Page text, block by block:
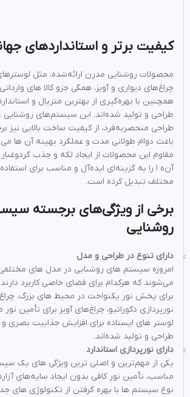
کیفیت برتر و استانداردهای
محصولات روشنایی مدرن ارائه‌شده، مثل
چراغ‌های دیواری و آویز، همگی جزو کالا های
همچنین با بهره‌گیری از بهترین متریال و
طراحی و تولید شده‌اند. این سیستم‌های روشنایی
طراحی منحصربه‌فرد، از کیفیت ساخت بالایی نیز
باعث دوام طولانی‌ مدت و عملکرد بهینه آن‌ ها
مقاوم این محصولات از ایجاد لکه و جذب
آن‌ه ا را به گزینه‌ای ایده‌آل و مناسب برای
مختلف تبدیل کرده است.
برخی از ویژگی‌های برجسته
روشنایی
دارای تنوع در طراحی و مدل
امروزه سیستم‌ های روشنایی در مدل‌ های
می‌شوند که هرکدام برای فضای خاصی کاربرد
برای پخش نور یکنواخت در محیط‌ های بزرگ،
نورپردازی دکوراتیو، چراغ‌های آویز برای تأمین
لوستر های ایستاده برای افزایش جذابیت بصری و
طراحی و تولید شده‌اند.
دارای نورپردازی استاندارد
یکی از مهم‌ترین و اصلی ترین ویژگی‌ های یک
مناسب، تأمین نور کافی بدون ایجاد سایه‌های
نوع سیستم‌ ها با بهره‌ گرفتن از تکنولوژی‌ های